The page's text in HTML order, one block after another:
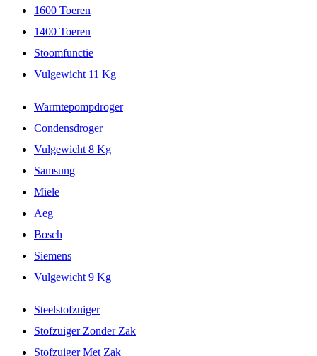
1600 Toeren
1400 Toeren
Stoomfunctie
Vulgewicht 11 Kg
Warmtepompdroger
Condensdroger
Vulgewicht 8 Kg
Samsung
Miele
Aeg
Bosch
Siemens
Vulgewicht 9 Kg
Steelstofzuiger
Stofzuiger Zonder Zak
Stofzuiger Met Zak